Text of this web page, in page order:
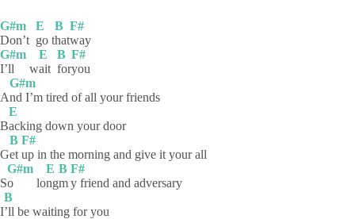
G#m
Don’t
E
go t
B
hat
F#
way
G#m
I’ll
w
E
ait
B
for
F#
you
A
G#m
nd I’m tired of all your friends
B
E
acking down your door
G
B
et
F#
up in the morning and give it your all
S
G#m
o
lo
E
ng
B
m
F#
y friend and adversary
I
B
’ll be waiting for you